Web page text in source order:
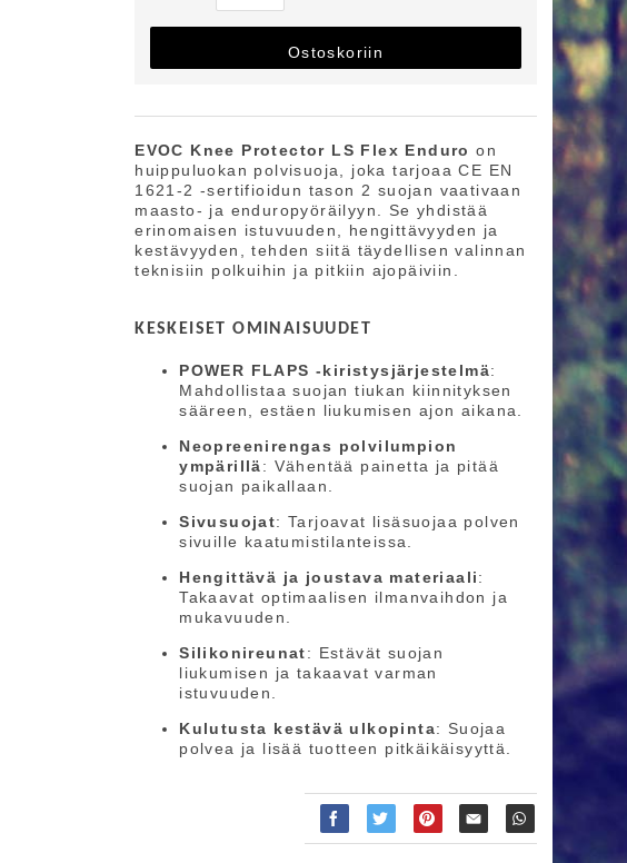
Ostoskoriin
EVOC Knee Protector LS Flex Enduro on
huippuluokan polvisuoja, joka tarjoaa CE EN
1621-2 -sertifioidun tason 2 suojan vaativaan
maasto- ja enduropyöräilyyn. Se yhdistää
erinomaisen istuvuuden, hengittävyyden ja
kestävyyden, tehden siitä täydellisen valinnan
teknisiin polkuihin ja pitkiin ajopäiviin.
KESKEISET OMINAISUUDET
POWER FLAPS -kiristysjärjestelmä:
Mahdollistaa suojan tiukan kiinnityksen
sääreen, estäen liukumisen ajon aikana. ​
Neopreenirengas polvilumpion
ympärillä: Vähentää painetta ja pitää
suojan paikallaan. ​
Sivusuojat: Tarjoavat lisäsuojaa polven
sivuille kaatumistilanteissa. ​
Hengittävä ja joustava materiaali:
Takaavat optimaalisen ilmanvaihdon ja
mukavuuden. ​
Silikonireunat: Estävät suojan
liukumisen ja takaavat varman
istuvuuden. ​
Kulutusta kestävä ulkopinta: Suojaa
polvea ja lisää tuotteen pitkäikäisyyttä. ​